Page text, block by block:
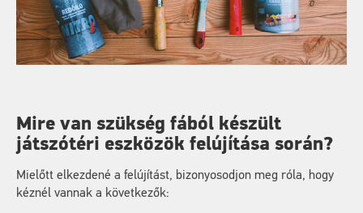
Mire van szükség fából készült
játszótéri eszközök felújítása során?
Mielőtt elkezdené a felújítást, bizonyosodjon meg róla, hogy
kéznél vannak a következők: